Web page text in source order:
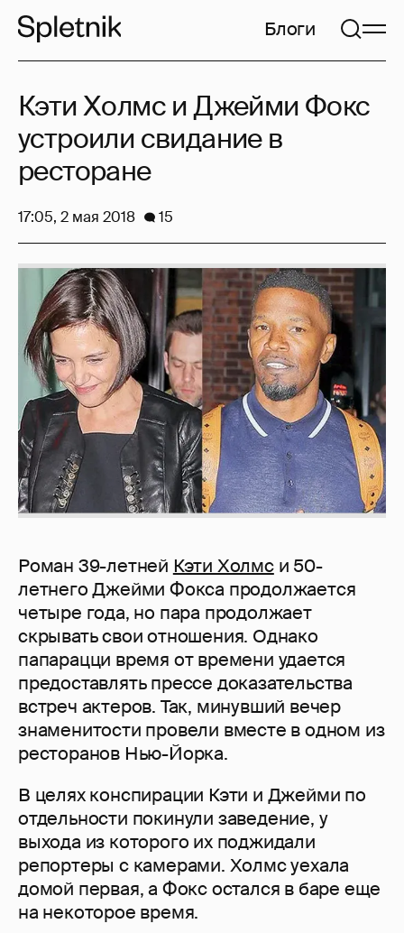
Блоги
Роман 39-летней Кэти Холмси 50-
летнего Джейми Фокса продолжается
четыре года, но пара продолжает
скрывать свои отношения. Однако
папарацци время от времени удается
предоставлять прессе доказательства
встреч актеров. Так, минувший вечер
знаменитости провели вместе в одном из
ресторанов Нью-Йорка.
В целях конспирации Кэти и Джейми по
отдельности покинули заведение, у
выхода из которого их поджидали
репортеры с камерами. Холмс уехала
домой первая, а Фокс остался в баре еще
на некоторое время.
Кэти Холмс и Джейми Фокс
устроили свидание в
ресторане
17:05, 2 мая 2018 15